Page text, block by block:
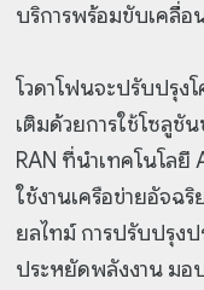
บริการพร้อมขับเคลื่
โวดาโฟนจะปรับปรุง
เติมด้วยการใช้โซลูชั
RAN ที่นำเทคโนโลยี
ใช้งานเครือข่ายอัจฉริ
ยลไทม์ การปรับปรุง
ประหยัดพลังงาน มอ